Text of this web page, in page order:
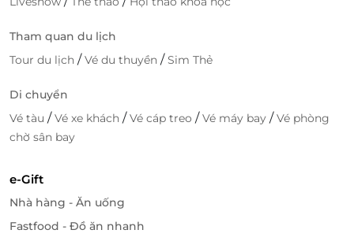
Tham quan du lịch
Tour du lịch /Vé du thuyền /Sim Thẻ
Di chuyển
Vé tàu /Vé xe khách /Vé cáp treo /Vé máy bay /Vé phòng
chờ sân bay
e-Gift
Nhà hàng - Ăn uống
Fastfood - Đồ ăn nhanh